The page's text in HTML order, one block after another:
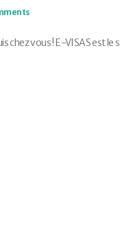
vous ! E-VISAS est le